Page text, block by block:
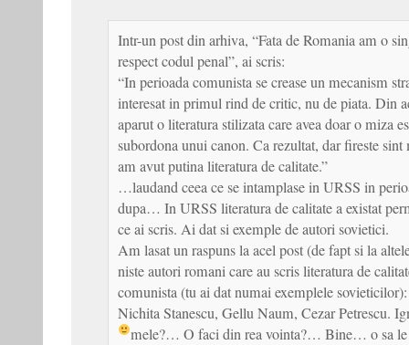
Intr-un post din arhiva, “Fata de Romania am o
respect codul penal”, ai scris:
“In perioada comunista se crease un mecanism
interesat in primul rind de critic, nu de piata. Din
aparut o literatura stilizata care avea doar o miza
subordona unui canon. Ca rezultat, dar fireste
am avut putina literatura de calitate.”
…laudand ceea ce se intamplase in URSS in
dupa… In URSS literatura de calitate a existat
ce ai scris. Ai dat si exemple de autori sovietici.
Am lasat un raspuns la acel post (de fapt si la
niste autori romani care au scris literatura de
comunista (tu ai dat numai exemplele
Nichita Stanescu, Gellu Naum, Cezar Petrescu.
mele?… O faci din rea vointa?… Bine… o sa le